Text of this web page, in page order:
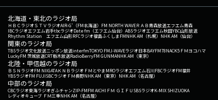
北海道・東北のラジオ局
ＨＢＣラジオＳＴＶラジオAIR-G'（FM北海道） FM NORTH WAVEＲＡＢ青森放送エフエム青森
IBCラジオエフエム岩手tbcラジオDate fm（エフエム仙台） ABSラジオエフエム秋田YBC山形放送
Rhythm Station エフエム山形RFCラジオ福島ふくしまFMNHK AM（札幌） NHK AM（仙台）
関東のラジオ局
TBSラジオ文化放送ニッポン放送interfmTOKYO FMJ-WAVEラジオ日本BAYFM78NACK5 ＦＭヨコハマ
LuckyFM 茨城放送CRT栃木放送RadioBerryFM GUNMANHK AM（東京）
北陸・甲信越のラジオ局
ＢＳＮラジオFM NIIGATAＫＮＢラジオ ＦＭとやまMROラジオエフエム石川FBCラジオFM福井
YBSラジオFM FUJISBCラジオ ＦＭ長野NHK AM（東京） NHK AM（名古屋）
中部のラジオ局
CBCラジオ東海ラジオぎふチャンZIP-FMFM AICHI ＦＭ ＧＩＦＵ SBSラジオK-MIX SHIZUOKA
レディオキューブ ＦＭ三重NHK AM（名古屋）